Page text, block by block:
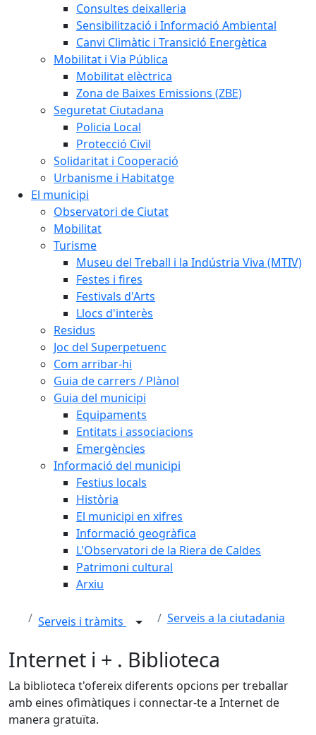
Consultes deixalleria
Sensibilització i Informació Ambiental
Canvi Climàtic i Transició Energètica
Mobilitat i Via Pública
Mobilitat elèctrica
Zona de Baixes Emissions (ZBE)
Seguretat Ciutadana
Policia Local
Protecció Civil
Solidaritat i Cooperació
Urbanisme i Habitatge
El municipi
Observatori de Ciutat
Mobilitat
Turisme
Museu del Treball i la Indústria Viva (MTIV)
Festes i fires
Festivals d'Arts
Llocs d'interès
Residus
Joc del Superpetuenc
Com arribar-hi
Guia de carrers / Plànol
Guia del municipi
Equipaments
Entitats i associacions
Emergències
Informació del municipi
Festius locals
Història
El municipi en xifres
Informació geogràfica
L'Observatori de la Riera de Caldes
Patrimoni cultural
Arxiu
Serveis i tràmits Serveis a la ciutadania
Internet i + . Biblioteca
La biblioteca t'ofereix diferents opcions per treballar
amb eines ofimàtiques i connectar-te a Internet de
manera gratuïta.